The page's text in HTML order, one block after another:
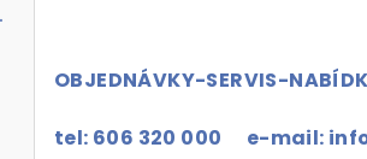
ProLift 700
OBJEDNÁVKY-SERVIS-
tel: 606 320 000 e-mail: